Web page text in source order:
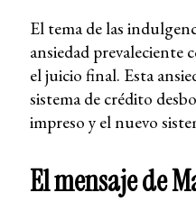
El tema de las
ansiedad prevaleciente
el juicio final. Esta
sistema de crédito
impreso y el nuevo
El mensaje de